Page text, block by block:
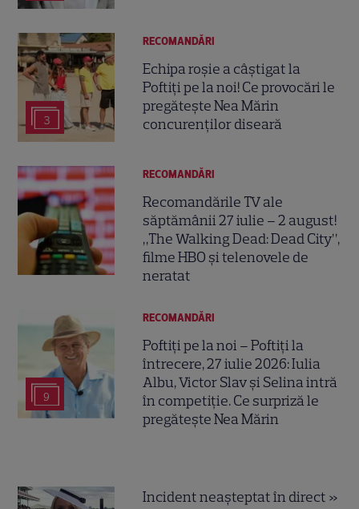
3
RECOMANDĂRI
Echipa roșie a câștigat la
Poftiți pe la noi! Ce provocări le
pregătește Nea Mărin
concurenților diseară
RECOMANDĂRI
Recomandările TV ale
săptămânii 27 iulie – 2 august!
„The Walking Dead: Dead City”,
filme HBO și telenovele de
neratat
9
RECOMANDĂRI
Poftiți pe la noi – Poftiți la
întrecere, 27 iulie 2026: Iulia
Albu, Victor Slav și Selina intră
în competiție. Ce surpriză le
pregătește Nea Mărin
Incident neașteptat în direct »